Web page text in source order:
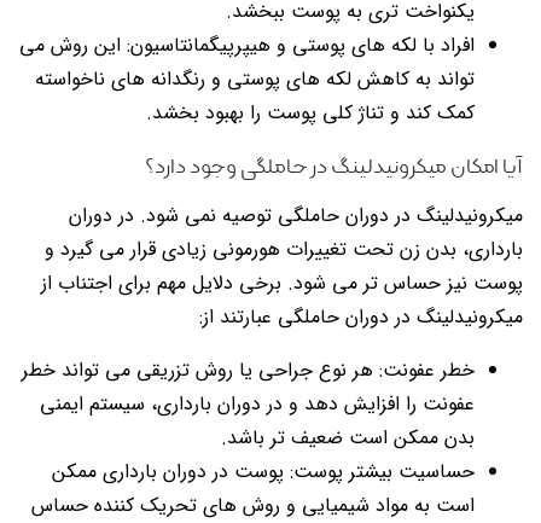
یکنواخت تری به پوست ببخشد.
افراد با لکه های پوستی و هیپرپیگمانتاسیون: این روش می
تواند به کاهش لکه های پوستی و رنگدانه های ناخواسته
کمک کند و تناژ کلی پوست را بهبود بخشد.
آیا امکان میکرونیدلینگ در حاملگی وجود دارد؟
میکرونیدلینگ در دوران حاملگی توصیه نمی شود. در دوران
بارداری، بدن زن تحت تغییرات هورمونی زیادی قرار می گیرد و
پوست نیز حساس تر می شود. برخی دلایل مهم برای اجتناب از
میکرونیدلینگ در دوران حاملگی عبارتند از:
خطر عفونت: هر نوع جراحی یا روش تزریقی می تواند خطر
عفونت را افزایش دهد و در دوران بارداری، سیستم ایمنی
بدن ممکن است ضعیف تر باشد.
حساسیت بیشتر پوست: پوست در دوران بارداری ممکن
است به مواد شیمیایی و روش های تحریک کننده حساس